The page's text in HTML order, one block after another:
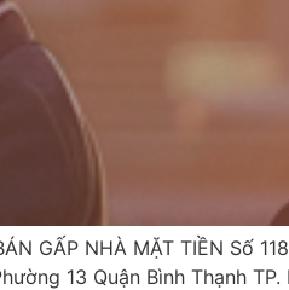
GẤP NHÀ MẶT TIỀN Số
13 Quận Bình Thạnh